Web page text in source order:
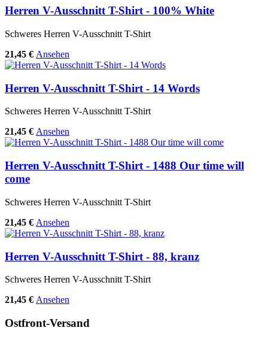
Herren V-Ausschnitt T-Shirt - 100% White
Schweres Herren V-Ausschnitt T-Shirt
21,45 € Ansehen
Herren V-Ausschnitt T-Shirt - 14 Words
Schweres Herren V-Ausschnitt T-Shirt
21,45 € Ansehen
Herren V-Ausschnitt T-Shirt - 1488 Our time will
come
Schweres Herren V-Ausschnitt T-Shirt
21,45 € Ansehen
Herren V-Ausschnitt T-Shirt - 88, kranz
Schweres Herren V-Ausschnitt T-Shirt
21,45 € Ansehen
Ostfront-Versand